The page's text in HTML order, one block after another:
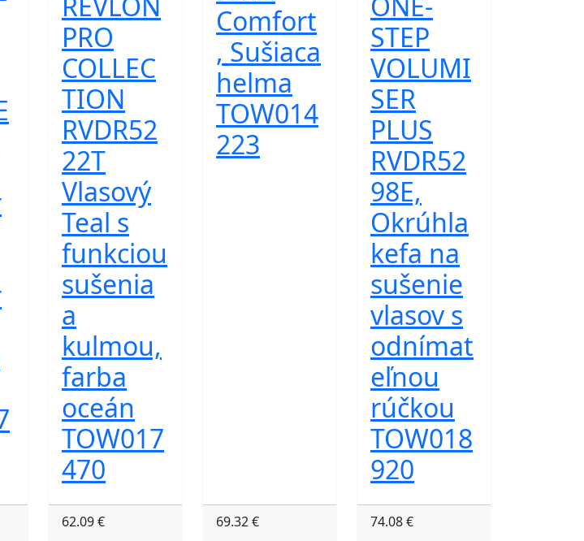
PRO
COLLEC
TION
RVDR52
22T
Vlasový
Teal s
funkciou
sušenia
a
kulmou,
farba
oceán
TOW017
470
62.09 €
Comfort
, Sušiaca
helma
TOW014
223
69.32 €
STEP
VOLUMI
SER
PLUS
RVDR52
98E,
Okrúhla
kefa na
sušenie
vlasov s
odnímat
eľnou
rúčkou
TOW018
920
74.08 €